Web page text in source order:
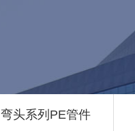
弯头系列PE管件